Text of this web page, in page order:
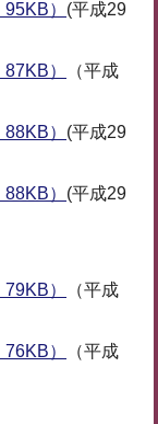
） (平成29
）
（平成
） (平成29
） (平成29
）
（平成
）
（平成